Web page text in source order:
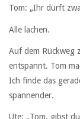
Tom: „Ihr dürft
Alle lachen.
Auf dem Rückweg
entspannt. Tom
Ich finde das
spannender.
Ute: „Tom, gibst